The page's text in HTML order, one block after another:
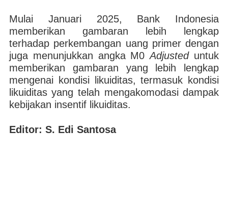
Mulai Januari 2025, Bank Indonesia
memberikan gambaran lebih lengkap
terhadap perkembangan uang primer dengan
juga menunjukkan angka M0Adjusteduntuk
memberikan gambaran yang lebih lengkap
mengenai kondisi likuiditas, termasuk kondisi
likuiditas yang telah mengakomodasi dampak
kebijakan insentif likuiditas.
Editor: S. Edi Santosa